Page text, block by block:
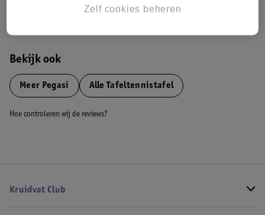
Bestel & Bezorginformatie
Bekijk ook
Meer Pegasi Alle Tafeltennistafel
Hoe controleren wij de reviews?
Kruidvat Club
Zelf cookies beheren